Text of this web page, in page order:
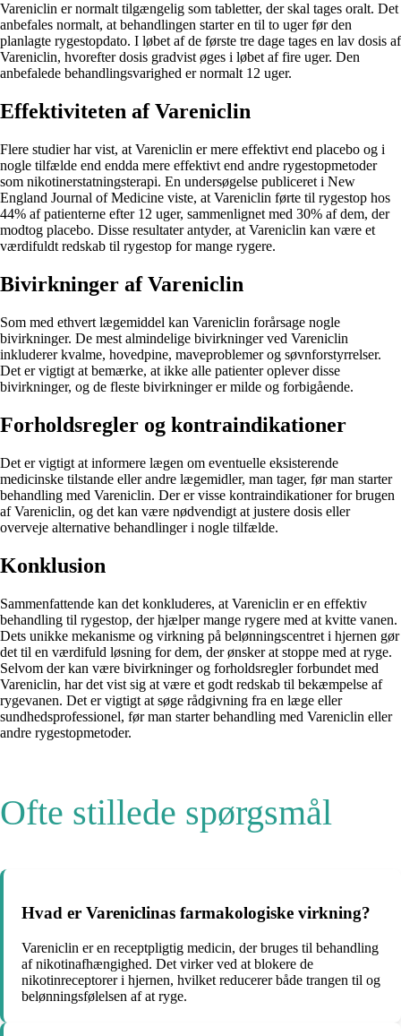
Vareniclin er normalt tilgængelig som tabletter, der skal tages oralt. Det
anbefales normalt, at behandlingen starter en til to uger før den
planlagte rygestopdato. I løbet af de første tre dage tages en lav dosis af
Vareniclin, hvorefter dosis gradvist øges i løbet af fire uger. Den
anbefalede behandlingsvarighed er normalt 12 uger.
Effektiviteten af Vareniclin
Flere studier har vist, at Vareniclin er mere effektivt end placebo og i
nogle tilfælde end endda mere effektivt end andre rygestopmetoder
som nikotinerstatningsterapi. En undersøgelse publiceret i New
England Journal of Medicine viste, at Vareniclin førte til rygestop hos
44% af patienterne efter 12 uger, sammenlignet med 30% af dem, der
modtog placebo. Disse resultater antyder, at Vareniclin kan være et
værdifuldt redskab til rygestop for mange rygere.
Bivirkninger af Vareniclin
Som med ethvert lægemiddel kan Vareniclin forårsage nogle
bivirkninger. De mest almindelige bivirkninger ved Vareniclin
inkluderer kvalme, hovedpine, maveproblemer og søvnforstyrrelser.
Det er vigtigt at bemærke, at ikke alle patienter oplever disse
bivirkninger, og de fleste bivirkninger er milde og forbigående.
Forholdsregler og kontraindikationer
Det er vigtigt at informere lægen om eventuelle eksisterende
medicinske tilstande eller andre lægemidler, man tager, før man starter
behandling med Vareniclin. Der er visse kontraindikationer for brugen
af Vareniclin, og det kan være nødvendigt at justere dosis eller
overveje alternative behandlinger i nogle tilfælde.
Konklusion
Sammenfattende kan det konkluderes, at Vareniclin er en effektiv
behandling til rygestop, der hjælper mange rygere med at kvitte vanen.
Dets unikke mekanisme og virkning på belønningscentret i hjernen gør
det til en værdifuld løsning for dem, der ønsker at stoppe med at ryge.
Selvom der kan være bivirkninger og forholdsregler forbundet med
Vareniclin, har det vist sig at være et godt redskab til bekæmpelse af
rygevanen. Det er vigtigt at søge rådgivning fra en læge eller
sundhedsprofessionel, før man starter behandling med Vareniclin eller
andre rygestopmetoder.
Ofte stillede spørgsmål
Hvad er Vareniclinas farmakologiske virkning?
Vareniclin er en receptpligtig medicin, der bruges til behandling
af nikotinafhængighed. Det virker ved at blokere de
nikotinreceptorer i hjernen, hvilket reducerer både trangen til og
belønningsfølelsen af at ryge.